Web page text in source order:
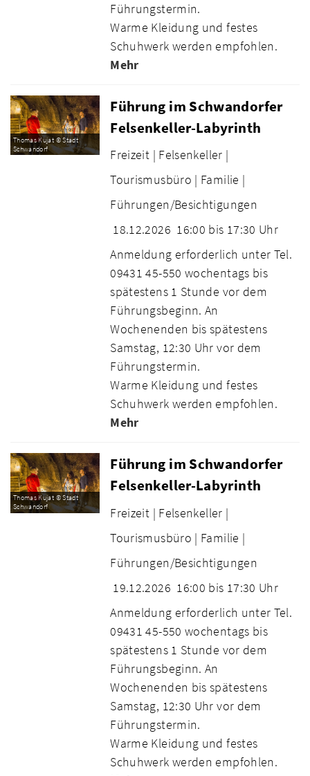
Führungstermin.
Warme Kleidung und festes
Schuhwerk werden empfohlen.
Mehr
Thomas Kujat © Stadt
Schwandorf
Führung im Schwandorfer
Felsenkeller-Labyrinth
Freizeit | Felsenkeller |
Tourismusbüro | Familie |
Führungen/Besichtigungen
18.12.2026 16:00 bis 17:30 Uhr
Anmeldung erforderlich unter Tel.
09431 45-550 wochentags bis
spätestens 1 Stunde vor dem
Führungsbeginn. An
Wochenenden bis spätestens
Samstag, 12:30 Uhr vor dem
Führungstermin.
Warme Kleidung und festes
Schuhwerk werden empfohlen.
Mehr
Thomas Kujat © Stadt
Schwandorf
Führung im Schwandorfer
Felsenkeller-Labyrinth
Freizeit | Felsenkeller |
Tourismusbüro | Familie |
Führungen/Besichtigungen
19.12.2026 16:00 bis 17:30 Uhr
Anmeldung erforderlich unter Tel.
09431 45-550 wochentags bis
spätestens 1 Stunde vor dem
Führungsbeginn. An
Wochenenden bis spätestens
Samstag, 12:30 Uhr vor dem
Führungstermin.
Warme Kleidung und festes
Schuhwerk werden empfohlen.